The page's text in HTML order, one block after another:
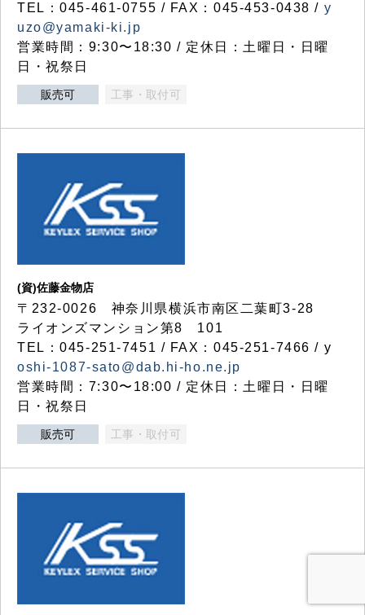
TEL：045-461-0755 / FAX：045-453-0438 / y
uzo@yamaki-ki.jp
営業時間：9:30〜18:30 / 定休日：土曜日・日曜
日・祝祭日
販売可 工事・取付可
(資)佐藤金物店
〒232-0026 神奈川県横浜市南区二葉町3-28
ライオンズマンション第8 101
TEL：045-251-7451 / FAX：045-251-7466 / y
oshi-1087-sato@dab.hi-ho.ne.jp
営業時間：7:30〜18:00 / 定休日：土曜日・日曜
日・祝祭日
販売可 工事・取付可